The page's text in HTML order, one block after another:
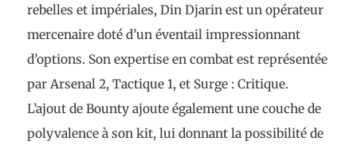
rebelles et impériales, Din Djarin est un opérateur
mercenaire doté d’un éventail impressionnant
d’options. Son expertise en combat est représentée
par Arsenal 2, Tactique 1, et Surge : Critique.
L’ajout de Bounty ajoute également une couche de
polyvalence à son kit, lui donnant la possibilité de